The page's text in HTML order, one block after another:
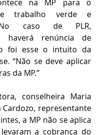
na MP para o
trabalho verde e
caso de PLR,
haverá renúncia de
foi esse o intuito da
“Não se deve aplicar
da MP.”
conselheira Maria
Cardozo, representante
a MP não se aplica
a cobrança do